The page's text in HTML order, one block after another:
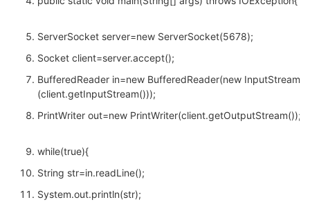
ServerSocket server=new ServerSocket(5678);
Socket client=server.accept();
BufferedReader in=new BufferedReader(new
(client.getInputStream()));
PrintWriter out=new PrintWriter(client.getOutputStream());
while(true){
String str=in.readLine();
System.out.println(str);